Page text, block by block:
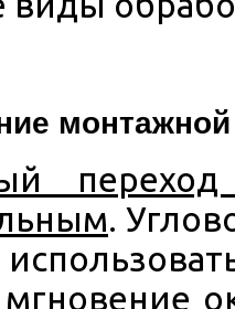
монтажной
.